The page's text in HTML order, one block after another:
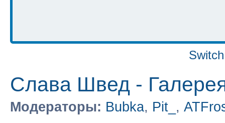
Слава Швед -
Модераторы: Bubka, Pit_ ,